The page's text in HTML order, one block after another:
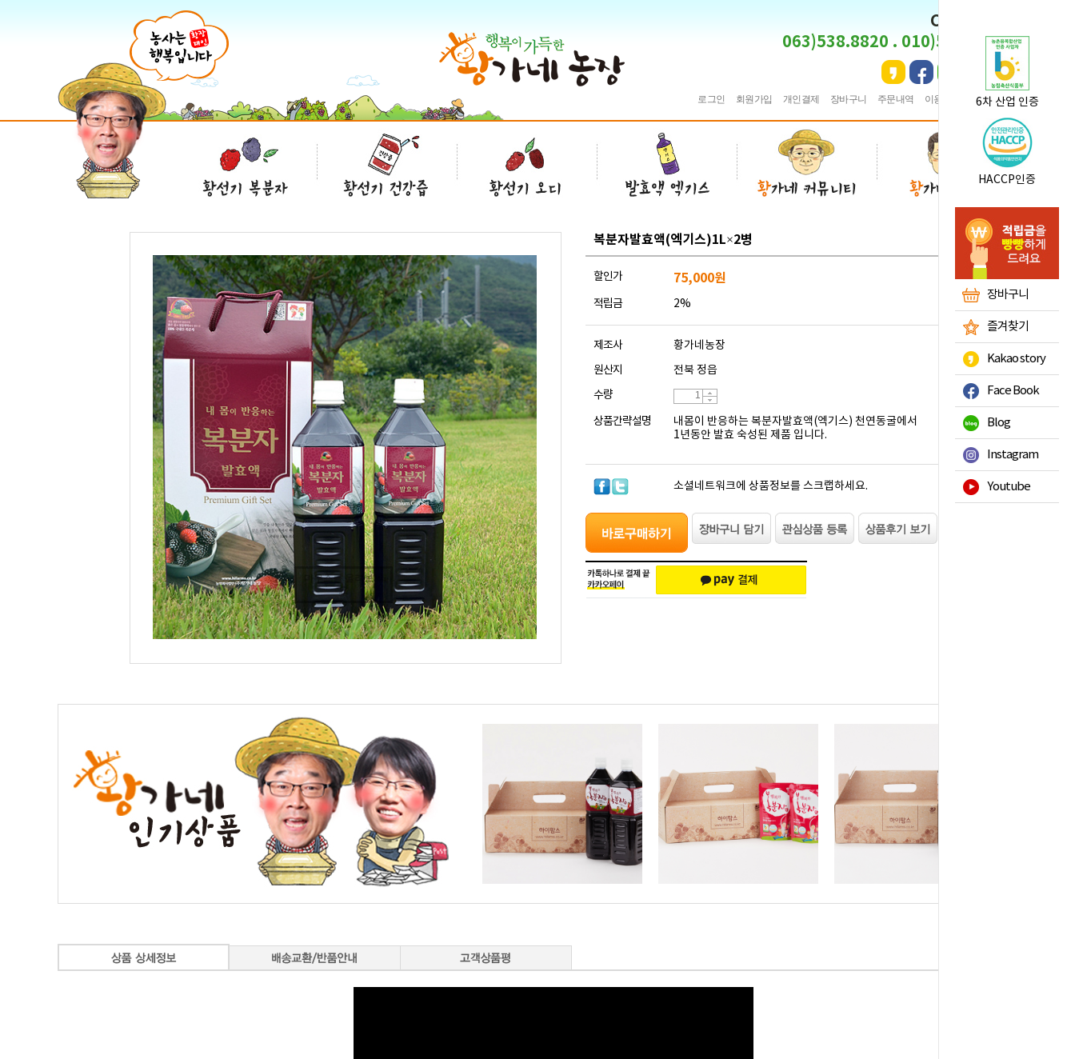
CS CENTER
063)538.8820 . 010)5495.8820
로그인 회원가입 개인결제 장바구니 주문내역 이용안내 ★즐겨찾기
6차 산업 인증
HACCP인증
장바구니
즐겨찾기
Kakao story
Face Book
Blog
Instagram
Youtube
마우스를 올려보세
요
복분자발효액(엑기스)1L×2병
할인가 75,000원
적립금 2%
제조사
황가네농장
원산지
전북 정읍
수량
상품간략설명
내몸이 반응하는 복분자발효액(엑기스) 천연동굴에서
1년동안 발효 숙성된 제품 입니다.
소셜네트워크에 상품정보를 스크랩하세요.